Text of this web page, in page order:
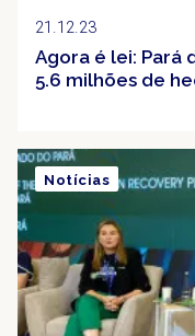
21.12.23
Agora é lei: Pará
5.6 milhões de
Notícias